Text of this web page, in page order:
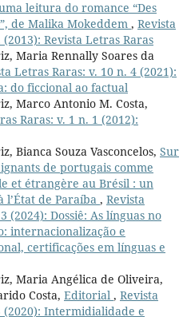
leitura do romance “Des
de Malika Mokeddem , Revista
Revista Letras Raras
Maria Rennally Soares da
Letras Raras: v. 10 n. 4 (2021):
do ficcional ao factual
Marco Antonio M. Costa,
Raras: v. 1 n. 1 (2012):
Bianca Souza Vasconcelos, Sur
de portugais comme
et étrangère au Brésil : un
de Paraíba , Revista
(2024): Dossiê: As línguas no
internacionalização e
certificações em línguas e
Maria Angélica de Oliveira,
Costa, Editorial , Revista
(2020): Intermidialidade e